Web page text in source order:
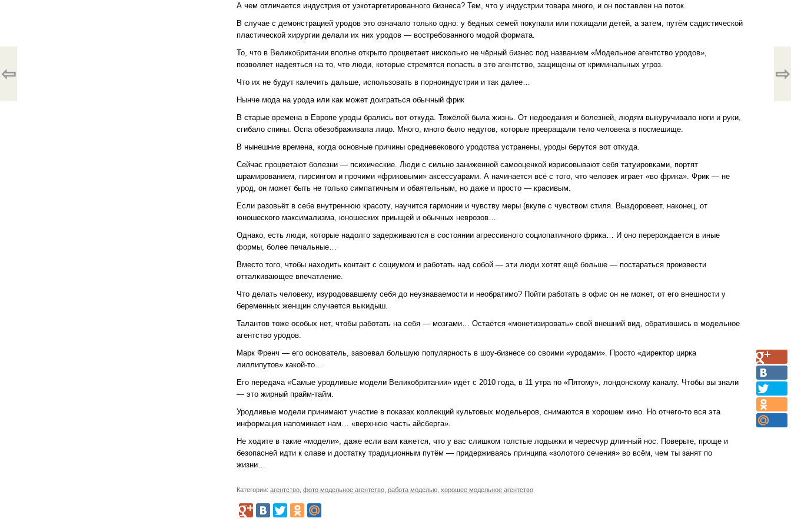
А чем отличается индустрия от узкотаргетированного бизнеса? Тем, что у индустрии товара много, и он поставлен на поток.
В случае с демонстрацией уродов это означало только одно: у бедных семей покупали или похищали детей, а затем, путём садистической
пластической хирургии делали их них уродов — востребованного модой формата.
То, что в Великобритании вполне открыто процветает нисколько не чёрный бизнес под названием «Модельное агентство уродов»,
позволяет надеяться на то, что люди, которые стремятся попасть в это агентство, защищены от криминальных угроз.
Что их не будут калечить дальше, использовать в порноиндустрии и так далее…
Нынче мода на урода или как может доиграться обычный фрик
В старые времена в Европе уроды брались вот откуда. Тяжёлой была жизнь. От недоедания и болезней, людям выкуручивало ноги и руки,
сгибало спины. Оспа обезображивала лицо. Много, много было недугов, которые превращали тело человека в посмешище.
В нынешние времена, когда основные причины средневекового уродства устранены, уроды берутся вот откуда.
Сейчас процветают болезни — психические. Люди с сильно заниженной самооценкой изрисовывают себя татуировками, портят
шрамированием, пирсингом и прочими «фриковыми» аксессуарами. А начинается всё с того, что человек играет «во фрика». Фрик — не
урод, он может быть не только симпатичным и обаятельным, но даже и просто — красивым.
Если разовьёт в себе внутреннюю красоту, научится гармонии и чувству меры (вкупе с чувством стиля. Выздоровеет, наконец, от
юношеского максимализма, юношеских приыщей и обычных неврозов…
Однако, есть люди, которые надолго задерживаются в состоянии агрессивного социопатичного фрика… И оно перерождается в иные
формы, более печальные…
Вместо того, чтобы находить контакт с социумом и работать над собой — эти люди хотят ещё больше — постараться произвести
отталкивающее впечатление.
Что делать человеку, изуродовавшему себя до неузнаваемости и необратимо? Пойти работать в офис он не может, от его внешности у
беременных женщин случается выкидыш.
Талантов тоже особых нет, чтобы работать на себя — мозгами… Остаётся «монетизировать» свой внешний вид, обратившись в модельное
агентство уродов.
Марк Френч — его основатель, завоевал большую популярность в шоу-бизнесе со своими «уродами». Просто «директор цирка
лиллипутов» какой-то…
Его передача «Самые уродливые модели Великобритании» идёт с 2010 года, в 11 утра по «Пятому», лондонскому каналу. Чтобы вы знали
— это жирный прайм-тайм.
Уродливые модели принимают участие в показах коллекций культовых модельеров, снимаются в хорошем кино. Но отчего-то вся эта
информация напоминает нам… «верхнюю часть айсберга».
Не ходите в такие «модели», даже если вам кажется, что у вас слишком толстые лодыжки и чересчур длинный нос. Поверьте, проще и
безопасней идти к славе и достатку традиционным путём — придерживаясь принципа «золотого сечения» во всём, чем ты занят по
жизни…
Категории: агентство фото модельное агентство работа моделью хорошее модельное агентство
⇦ ⇨